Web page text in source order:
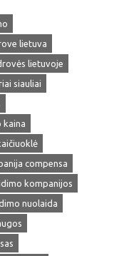
lietuva
lietuvoje
siauliai
kaina
compensa
kompanijos
nuolaida